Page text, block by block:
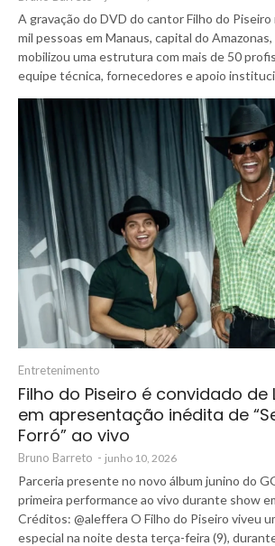
A gravação do DVD do cantor Filho do
mil pessoas em Manaus, capital do
mobilizou uma estrutura com mais de 50
equipe técnica, fornecedores e apoio
Entretenimento
Filho do Piseiro é convidado de
em apresentação inédita de
Forró” ao vivo
Bruno Barreto - junho 10, 2026
Parceria presente no novo álbum junino do
primeira performance ao vivo durante show
Créditos: @aleffera O Filho do Piseiro viveu
especial na noite desta terça-feira (9),